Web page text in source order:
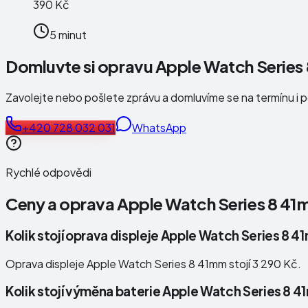
390 Kč
5 minut
Domluvte si opravu Apple Watch Series
Zavolejte nebo pošlete zprávu a domluvíme se na termínu i
+420 728 032 031 WhatsApp
Rychlé odpovědi
Ceny a opravaApple Watch Series 8
Kolik stojí oprava displeje Apple Watch Series 8
Oprava displeje Apple Watch Series 8 41mm stojí 3 290 Kč.
Kolik stojí výměna baterie Apple Watch Series 8